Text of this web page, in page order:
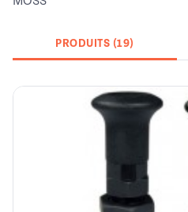
PRODUITS (19)